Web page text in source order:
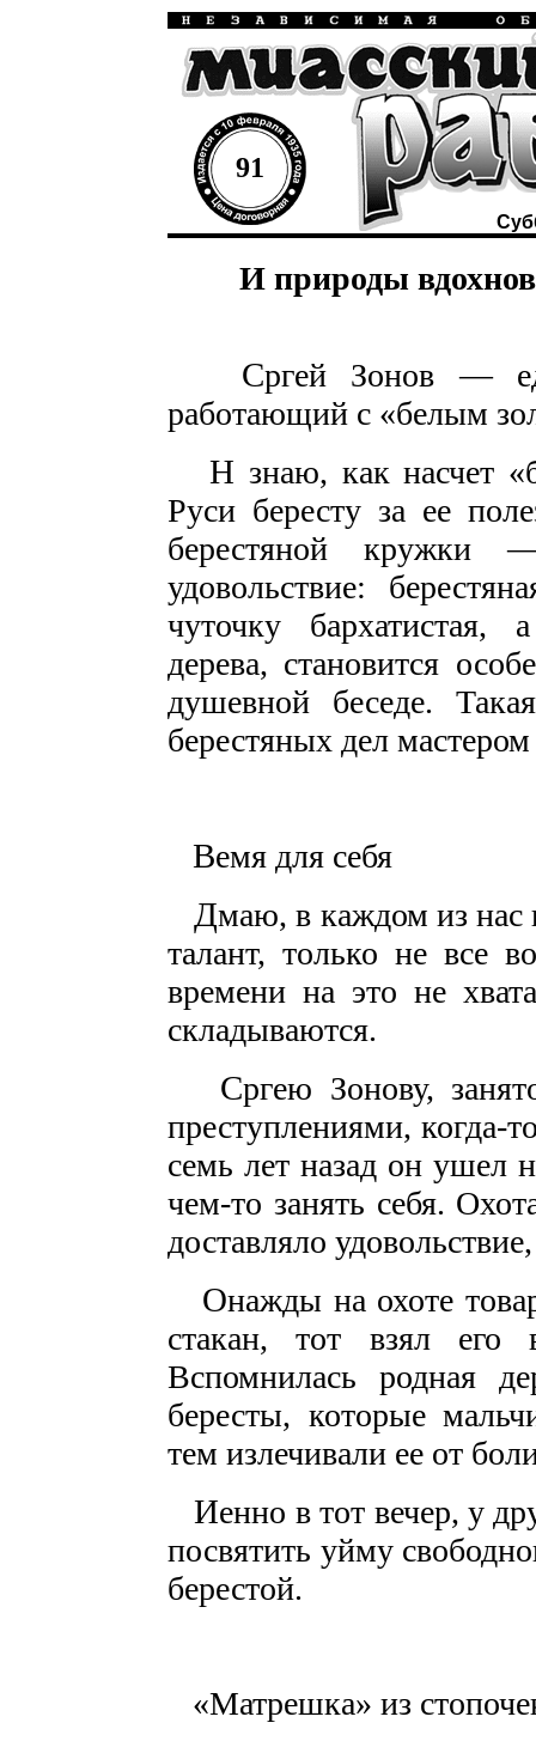
91
И природы
Сргей Зонов —
работающий с «белым
Н знаю, как насчет
Руси бересту за ее
берестяной
удовольствие:
чуточку бархатистая,
дерева, становится
душевной беседе.
берестяных дел
Вемя для себя
Дмаю, в каждом из нас
талант, только не все
времени на это не
складываются.
Сргею Зонову,
преступлениями, когда-
семь лет назад он ушел
чем-то занять себя.
доставляло
Онажды на охоте
стакан, тот взял
Вспомнилась родная
бересты, которые
тем излечивали ее от
Иенно в тот вечер, у
посвятить уйму
берестой.
«Матрешка» из